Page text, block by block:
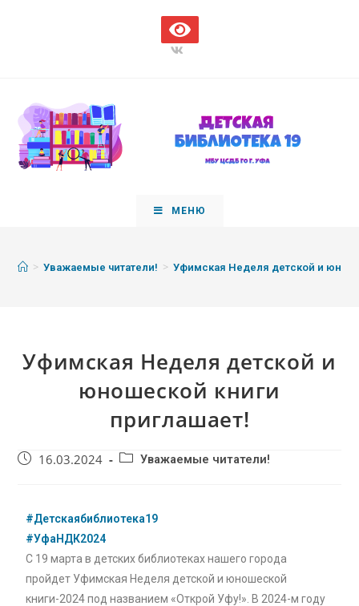
МЕНЮ
> Уважаемые читатели! > Уфимская Неделя детской и
Уфимская Неделя детской и
юношеской книги
приглашает!
16.03.2024 Уважаемые читатели!
#Детскаябиблиотека19
#УфаНДК2024
С 19 марта в детских библиотеках нашего города
пройдет Уфимская Неделя детской и юношеской
книги-2024 под названием «Открой Уфу!». В 2024-м году